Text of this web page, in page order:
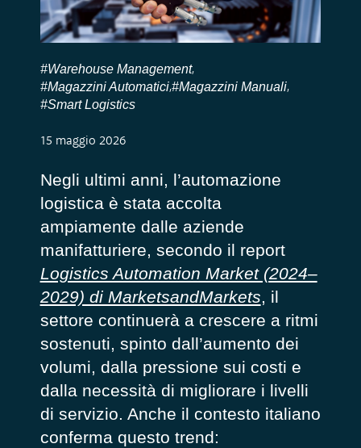
#Warehouse Management,
#Magazzini Automatici,#Magazzini Manuali,
#Smart Logistics
15 maggio 2026
Negli ultimi anni, l’automazione
logistica è stata accolta
ampiamente dalle aziende
manifatturiere, secondo il report
Logistics Automation Market (2024–
2029) di MarketsandMarkets, il
settore continuerà a crescere a ritmi
sostenuti, spinto dall’aumento dei
volumi, dalla pressione sui costi e
dalla necessità di migliorare i livelli
di servizio. Anche il contesto italiano
conferma questo trend: